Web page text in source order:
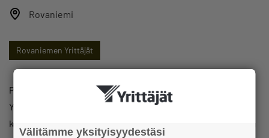
Rovaniemi
Rovaniemen Yrittäjät
Perinteinen koko perheen vappujuhla, jonka Rovaniemen
Yrittäjät ry tarjoaa kaupunkilaisille jo ties kuinka monetta
kertaa – tervetuloa mukaan!
Välitämme yksityisyydestäsi